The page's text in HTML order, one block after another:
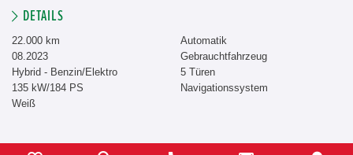
DETAILS
22.000 km
08.2023
Hybrid - Benzin/Elektro
135 kW/184 PS
Weiß
Automatik
Gebrauchtfahrzeug
5 Türen
Navigationssystem